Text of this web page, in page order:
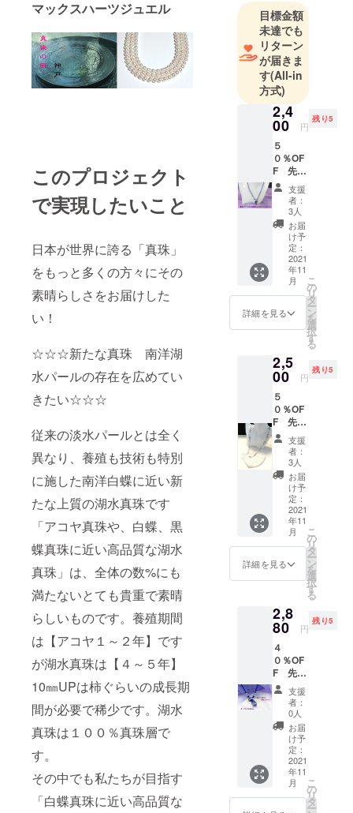
マックスハーツジュエル
このプロジェクト
で実現したいこと
日本が世界に誇る「真珠」
をもっと多くの方々にその
素晴らしさをお届けした
い！
☆☆☆新たな真珠 南洋湖
水パールの存在を広めてい
きたい☆☆☆
従来の淡水パールとは全く
異なり、養殖も技術も特別
に施した南洋白蝶に近い新
たな上質の湖水真珠です
「アコヤ真珠や、白蝶、黒
蝶真珠に近い高品質な湖水
真珠」は、全体の数%にも
満たないとても貴重で素晴
らしいものです。養殖期間
は【アコヤ１～２年】です
が湖水真珠は【４～５年】
10㎜UPは柿ぐらいの成長期
間が必要で稀少です。湖水
真珠は１００％真珠層で
す。
その中でも私たちが目指す
「白蝶真珠に近い高品質な
現在に至
目標金額
未達でも
リターン
が届きま
す(All-in
方式)
2,4
00 円
残り5
５
０％OF
F 先着
８個/ 湖
水パー
ル付ア
ロマペ
ンダン
トネッ
クレス
ネコポ
スにて
１１月
２０日
までに
きま
す。
支援
者：
3人
お届
け予
定：
2021
年11
月
詳細を見る
こ
の
リ
タ
ー
ン
を
選
択
す
る
2,5
00 円
残り5
５
０％OF
F 先着
８個/ ２
５００
落なマ
スク
チェー
ン（マ
スク
コー
ド） マ
スク
チェー
いにな
らない
ときは
金具を
繋げれ
ば ネッ
クレス
として
着用出
来ま
す。 ま
た専用
のパー
ツを使
用する
ことに
支援
者：
3人
お届
け予
定：
2021
年11
月
詳細を見る
こ
の
リ
タ
ー
ン
を
選
択
す
る
2,8
80 円
残り5
４
０％OF
F 先着
８個/ 湖
水パー
ル付ア
ロマペ
ンダン
トネッ
クレス
ネコポ
スにて
１１月
支援
者：
0人
お届
け予
定：
2021
年11
月
こ
の
リ
タ
ー